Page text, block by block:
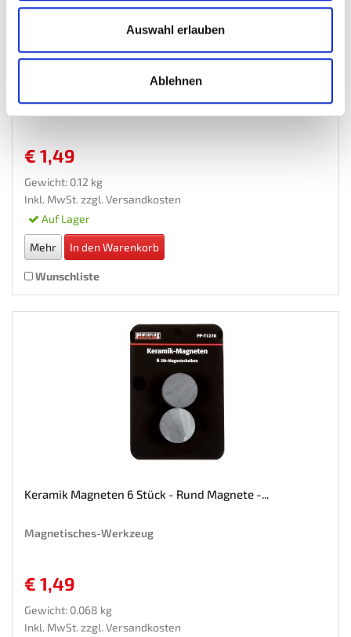
Auswahl erlauben
Ablehnen
Magnetisches-Werkzeug
€ 1,49
Gewicht: 0.12 kg
Inkl. MwSt. zzgl. Versandkosten
Auf Lager
Mehr In den Warenkorb
Wunschliste
Keramik Magneten 6 Stück - Rund Magnete -...
Magnetisches-Werkzeug
€ 1,49
Gewicht: 0.068 kg
Inkl. MwSt. zzgl. Versandkosten